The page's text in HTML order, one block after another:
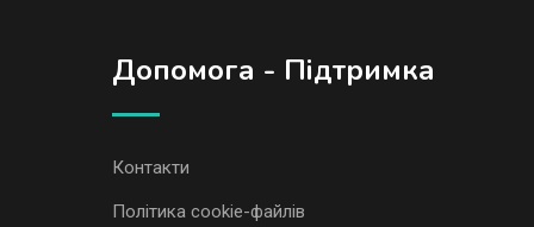
Допомога - Підтримка
Контакти
Політика cookie-файлів